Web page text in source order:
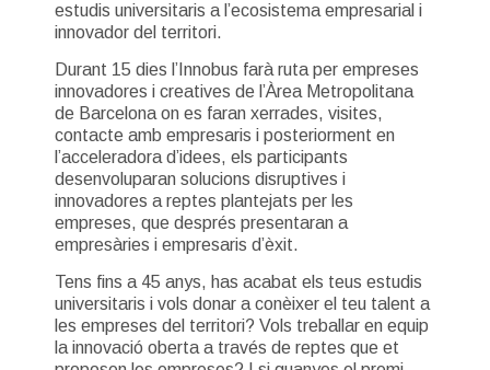
estudis universitaris a l’ecosistema empresarial i
innovador del territori.
Durant 15 dies l’Innobus farà ruta per empreses
innovadores i creatives de l’Àrea Metropolitana
de Barcelona on es faran xerrades, visites,
contacte amb empresaris i posteriorment en
l’acceleradora d’idees, els participants
desenvoluparan solucions disruptives i
innovadores a reptes plantejats per les
empreses, que després presentaran a
empresàries i empresaris d’èxit.
Tens fins a 45 anys, has acabat els teus estudis
universitaris i vols donar a conèixer el teu talent a
les empreses del territori? Vols treballar en equip
la innovació oberta a través de reptes que et